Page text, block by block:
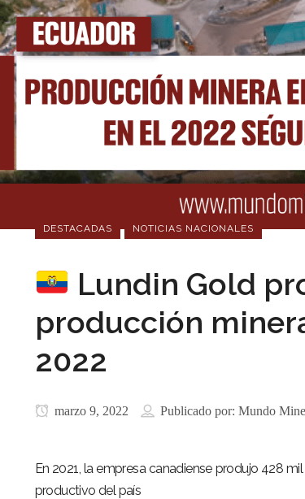
DESTACADAS NOTICIAS NACIONALES
Lundin Gold
producción
2022
marzo 9, 2022 Publicado por: Mundo
En 2021, la empresa canadiense produjo 428
productivo del país